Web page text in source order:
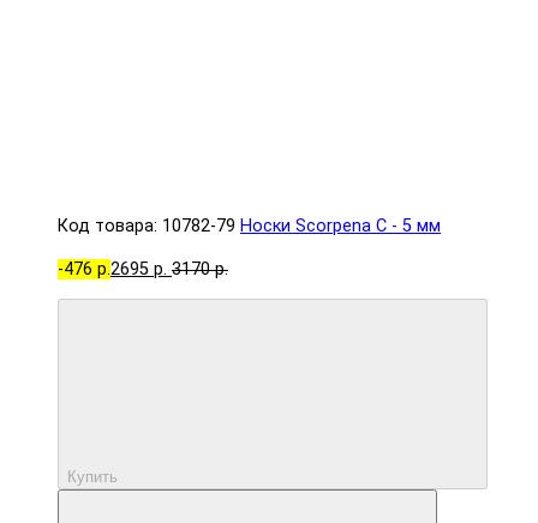
Код товара: 10782-79 Носки Scorpena C - 5 мм
-476 р.2695 р. 3170 р.
Купить